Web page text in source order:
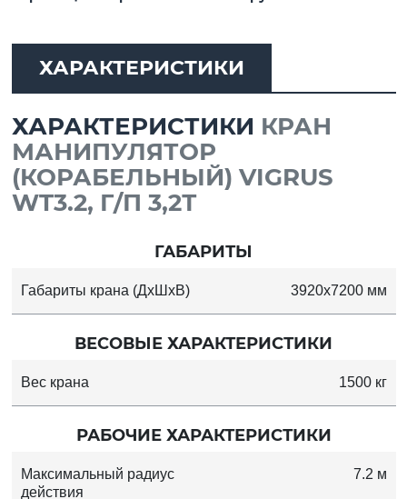
ХАРАКТЕРИСТИКИ
ХАРАКТЕРИСТИКИ КРАН
МАНИПУЛЯТОР
(КОРАБЕЛЬНЫЙ) VIGRUS
WT3.2, Г/П 3,2Т
ГАБАРИТЫ
Габариты крана (ДхШхВ) 3920х7200 мм
ВЕСОВЫЕ ХАРАКТЕРИСТИКИ
Вес крана 1500 кг
РАБОЧИЕ ХАРАКТЕРИСТИКИ
Максимальный радиус
действия
7.2 м